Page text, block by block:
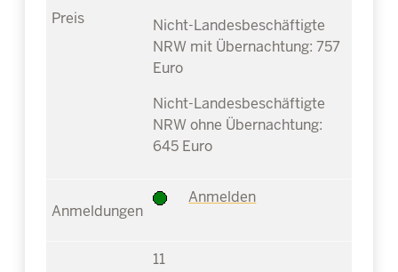
Nicht-Landesbeschäftigte
NRW mit Übernachtung: 757
Euro
Nicht-Landesbeschäftigte
NRW ohne Übernachtung:
645 Euro
Anmelden
11